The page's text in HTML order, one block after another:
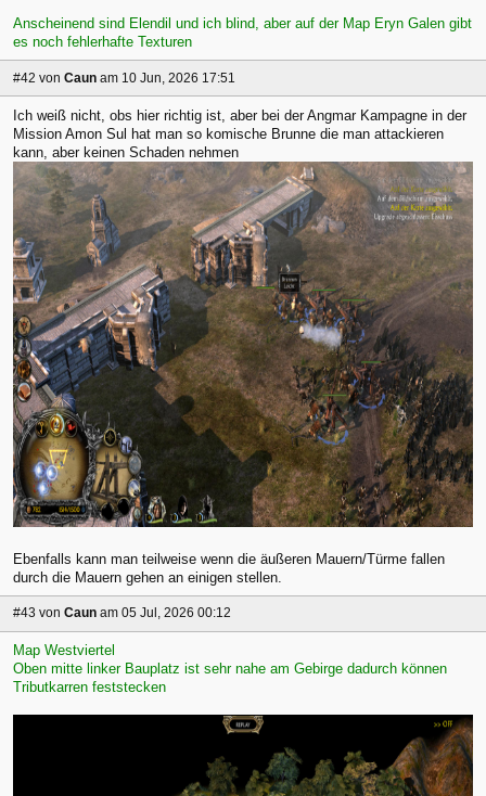
Anscheinend sind Elendil und ich blind, aber auf der Map Eryn Galen gibt
es noch fehlerhafte Texturen
#42 von Caun am 10 Jun, 2026 17:51
Ich weiß nicht, obs hier richtig ist, aber bei der Angmar Kampagne in der
Mission Amon Sul hat man so komische Brunne die man attackieren
kann, aber keinen Schaden nehmen
Ebenfalls kann man teilweise wenn die äußeren Mauern/Türme fallen
durch die Mauern gehen an einigen stellen.
#43 von Caun am 05 Jul, 2026 00:12
Map Westviertel
Oben mitte linker Bauplatz ist sehr nahe am Gebirge dadurch können
Tributkarren feststecken